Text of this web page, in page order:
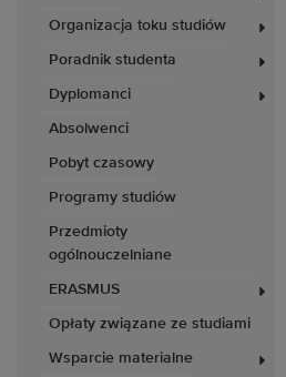
Organizacja toku studiów
Poradnik studenta
Dyplomanci
Absolwenci
Pobyt czasowy
Programy studiów
Przedmioty
ogólnouczelniane
ERASMUS
Opłaty związane ze studiami
Wsparcie materialne